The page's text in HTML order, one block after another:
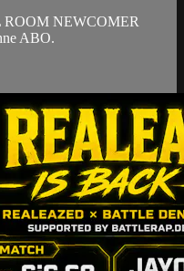
NEWCOMER
ABO.